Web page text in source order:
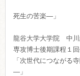
「法然上人の
死生の苦楽―」
龍谷大学大学院 中
専攻博士後期課程１回
「次世代につながる
―」